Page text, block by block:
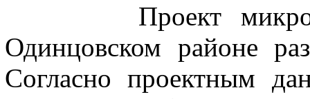
Проект
Одинцовском районе
Согласно проектным